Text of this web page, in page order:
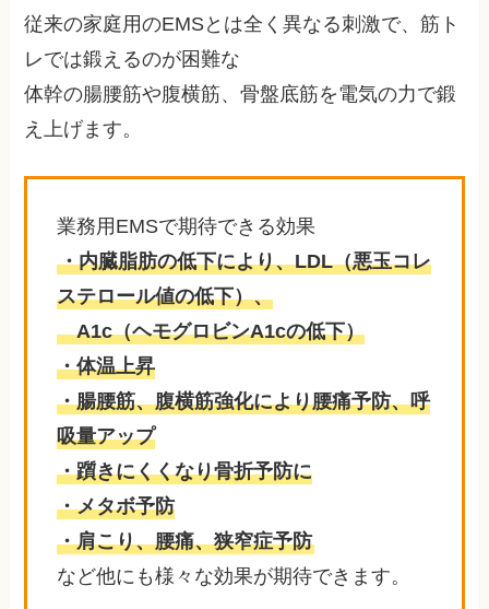
従来の家庭用のEMSとは全く異なる刺激で、筋ト
レでは鍛えるのが困難な
体幹の腸腰筋や腹横筋、骨盤底筋を電気の力で鍛
え上げます。
業務用EMSで期待できる効果
・内臓脂肪の低下により、LDL（悪玉コレ
ステロール値の低下）、
A1c（ヘモグロビンA1cの低下）
・体温上昇
・腸腰筋、腹横筋強化により腰痛予防、呼
吸量アップ
・躓きにくくなり骨折予防に
・メタボ予防
・肩こり、腰痛、狭窄症予防
など他にも様々な効果が期待できます。